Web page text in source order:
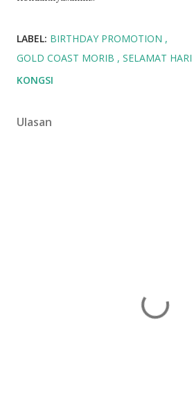
LABEL: BIRTHDAY PROMOTION
GOLD COAST MORIB
SELAMAT
KONGSI
Ulasan